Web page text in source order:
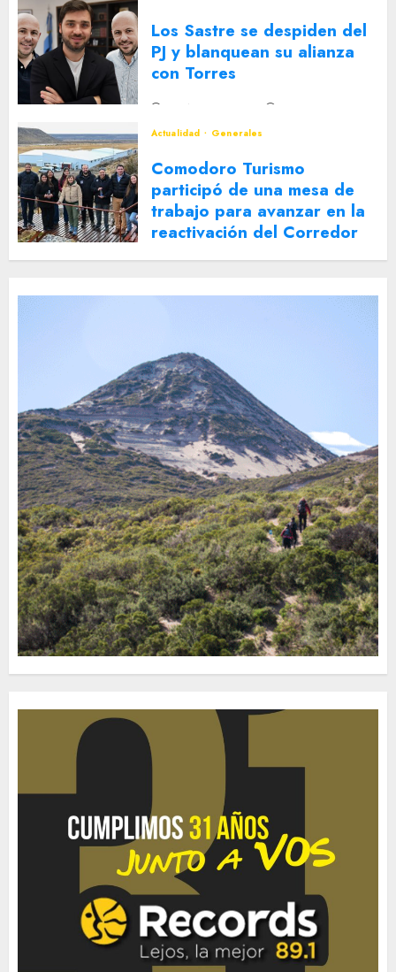
Los Sastre se despiden del
PJ y blanquean su alianza
con Torres
2 DE AGOSTO DE 2026
Actualidad
Generales
Comodoro Turismo
participó de una mesa de
trabajo para avanzar en la
reactivación del Corredor
Turístico Integrado